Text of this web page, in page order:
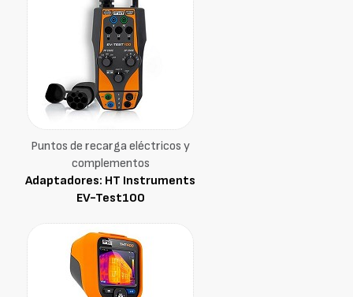
Puntos de recarga eléctricos y
complementos
Adaptadores: HT Instruments
EV-Test100